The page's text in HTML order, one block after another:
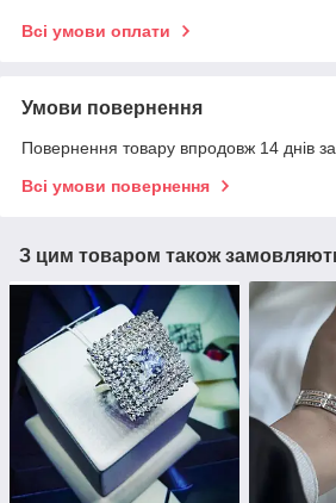
Всі умови оплати
Умови повернення
Повернення товару впродовж 14 днів
Всі умови повернення
З цим товаром також